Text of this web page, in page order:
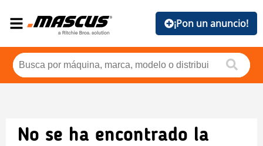
¡Pon un anuncio!
No se ha encontrado la